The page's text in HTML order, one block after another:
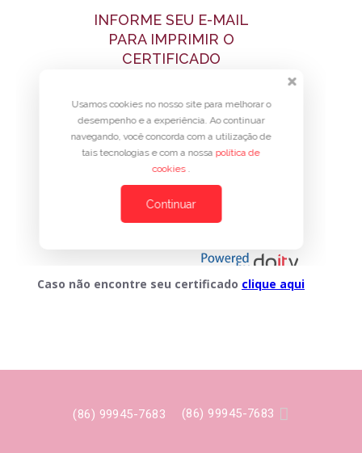
Caso não encontre seu certificado clique aqui
(86) 99945-7683 (86) 99945-7683 